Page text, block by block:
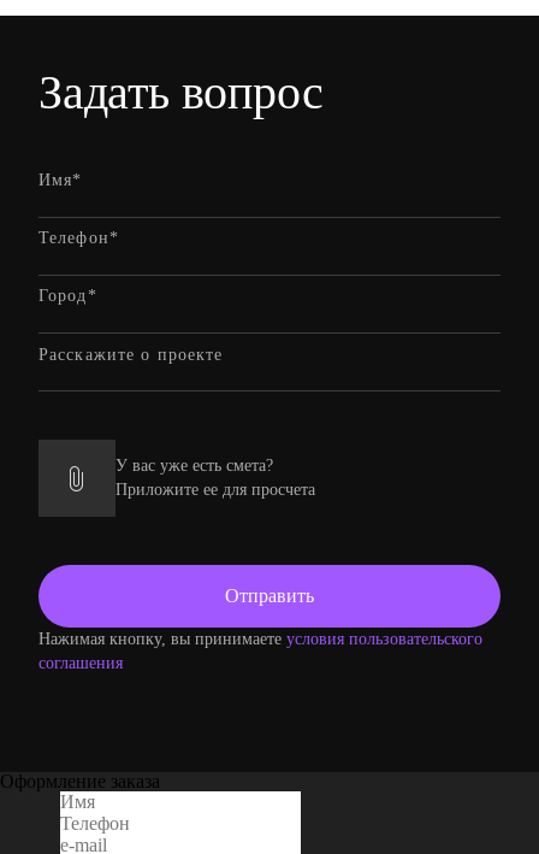
Задать вопрос
У вас уже есть смета?
Приложите ее для просчета
Нажимая кнопку, вы принимаете условия пользовательского
соглашения
Оформление заказа